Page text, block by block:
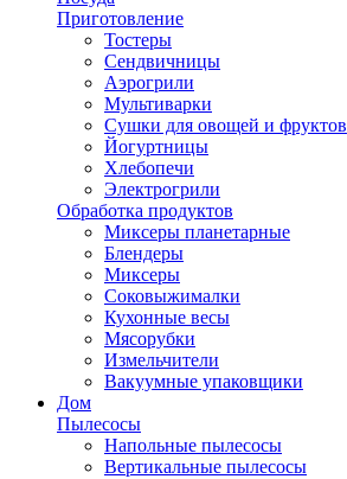
Приготовление
Тостеры
Сендвичницы
Аэрогрили
Мультиварки
Сушки для овощей и фруктов
Йогуртницы
Хлебопечи
Электрогрили
Обработка продуктов
Миксеры планетарные
Блендеры
Миксеры
Соковыжималки
Кухонные весы
Мясорубки
Измельчители
Вакуумные упаковщики
Дом
Пылесосы
Напольные пылесосы
Вертикальные пылесосы